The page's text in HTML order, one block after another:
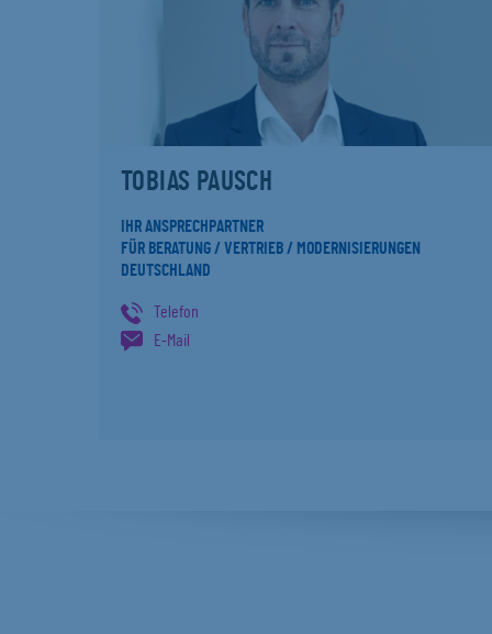
TOBIAS PAUSCH
IHR ANSPRECHPARTNER
FÜR BERATUNG / VERTRIEB / MODERNISIERUNGEN
DEUTSCHLAND
Telefon
E-Mail